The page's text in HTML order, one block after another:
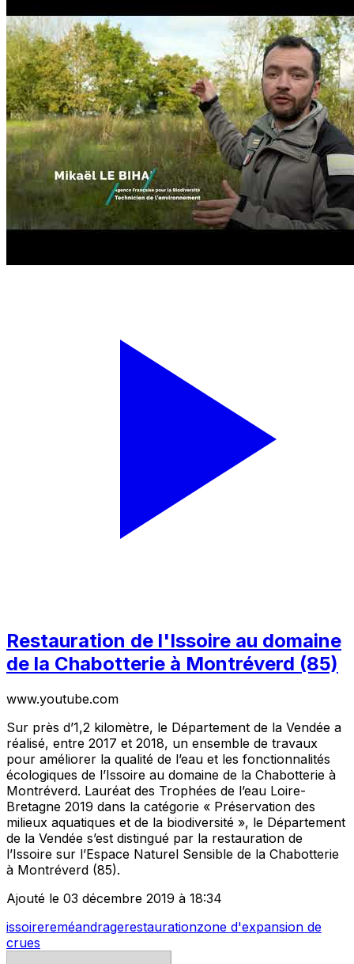
Restauration de l'Issoire au domaine
de la Chabotterie à Montréverd (85)
www.youtube.com
Sur près d’1,2 kilomètre, le Département de la Vendée a
réalisé, entre 2017 et 2018, un ensemble de travaux
pour améliorer la qualité de l’eau et les fonctionnalités
écologiques de l’Issoire au domaine de la Chabotterie à
Montréverd. Lauréat des Trophées de l’eau Loire-
Bretagne 2019 dans la catégorie « Préservation des
milieux aquatiques et de la biodiversité », le Département
de la Vendée s’est distingué par la restauration de
l’Issoire sur l’Espace Naturel Sensible de la Chabotterie
à Montréverd (85).
Ajouté le 03 décembre 2019 à 18:34
issoirereméandragerestaurationzone d'expansion de
crues